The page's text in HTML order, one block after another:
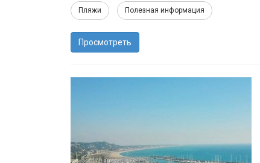
Пляжи Полезная информация
Просмотреть